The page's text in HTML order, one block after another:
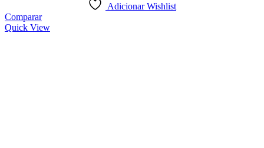
Adicionar Wishlist
Comparar
Quick View